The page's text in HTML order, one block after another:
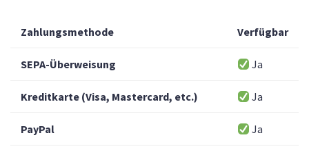
Zahlungsmethode Verfügbar
SEPA-Überweisung Ja
Kreditkarte (Visa, Mastercard, etc.) Ja
PayPal Ja